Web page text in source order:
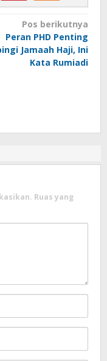
Pos berikutnya
Peran PHD Penting
Jamaah Haji, Ini
Kata Rumiadi
Ruas yang